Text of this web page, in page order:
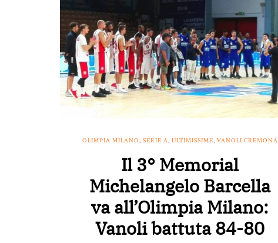
OLIMPIA MILANO, SERIE A, ULTIMISSIME, VANOLI CREMONA
Il 3° Memorial
Michelangelo Barcella
va all’Olimpia Milano:
Vanoli battuta 84-80